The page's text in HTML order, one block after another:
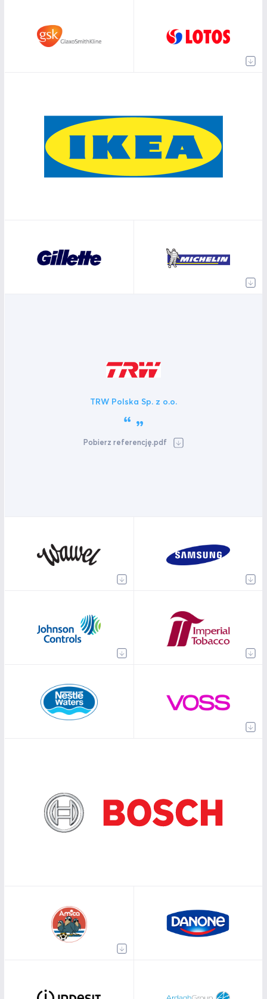
TRW Polska Sp. z o.o.
Pobierz referencję.pdf